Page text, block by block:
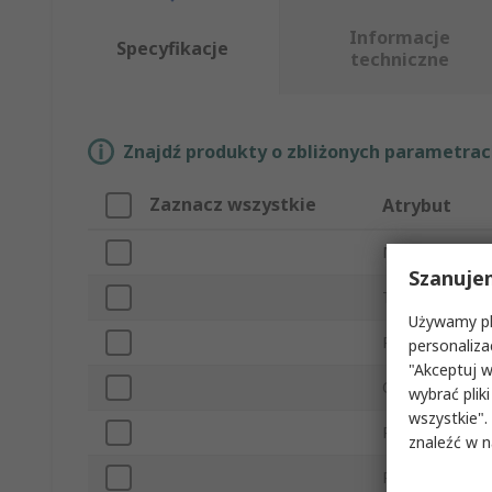
Specyfikacje
Informacje
techniczne
Znajdź produkty o zbliżonych
Zaznacz wszystkie Atrybut
Marka
Typ produktu
Rozmiar
Obciążalność
Pas w zestawie
Regulowane
Używamy
"Akceptuj
wybrać
znaleźć w